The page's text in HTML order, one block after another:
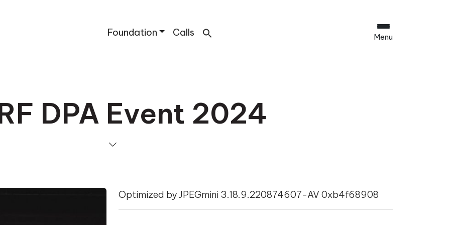
Foundation Calls Menu
DPA Event 2024
Optimized by JPEGmini 3.18.9.220874607-AV 0xb4f68908